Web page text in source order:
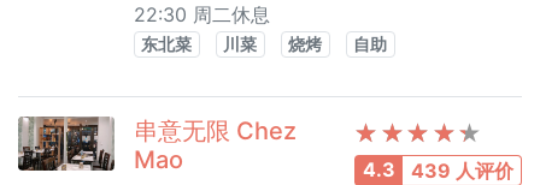
22:30 周二休息
东北菜 川菜 烧烤 自助
4.3 439 人评价
串意无限 Chez
Mao